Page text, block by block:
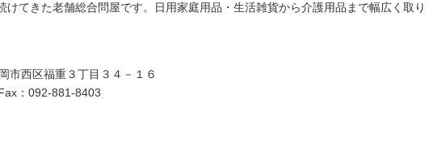
けてきた老舗総合問屋です。日用家庭用品・生活雑貨から介護用品まで幅広く取り
西区福重３丁目３４－１６
：092-881-8403